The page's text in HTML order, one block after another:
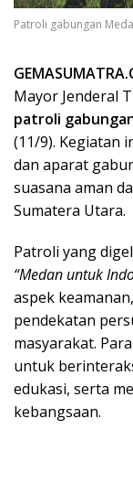
Patroli gabungan
Mayor Jenderal
patroli
(11/9). Kegiatan
dan aparat
suasana aman
Sumatera Utara.
Patroli yang
“Medan untuk
aspek
pendekatan
masyarakat.
untuk
edukasi, serta
kebangsaan.